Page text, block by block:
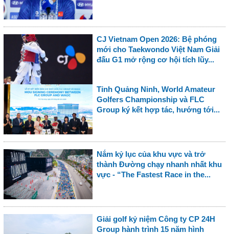
CJ Vietnam Open 2026: Bệ phóng
mới cho Taekwondo Việt Nam Giải
đấu G1 mở rộng cơ hội tích lũy...
Tỉnh Quảng Ninh, World Amateur
Golfers Championship và FLC
Group ký kết hợp tác, hướng tới...
Nắm kỷ lục của khu vực và trở
thành Đường chạy nhanh nhất khu
vực - “The Fastest Race in the...
Giải golf kỷ niệm Công ty CP 24H
Group hành trình 15 năm hình